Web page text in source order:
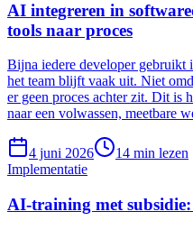
AI integreren in
tools naar proces
Bijna iedere developer
het team blijft vaak uit. Niet
er geen proces achter zit. Dit is
naar een volwassen, meetbare
4 juni 2026 14 min lezen
Implementatie
AI-training met